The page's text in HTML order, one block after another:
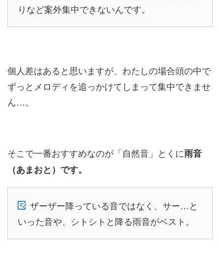
りなど案外集中できないんです。
個人差はあると思いますが、わたしの場合頭の中で
ずっとメロディを追っかけてしまって集中できませ
ん…。
そこで一番おすすめなのが「自然音」とくに雨音
（あまおと）です。
ザーザー降っている音ではなく、サー…と
いった音や、シトシトと降る雨音がベスト。